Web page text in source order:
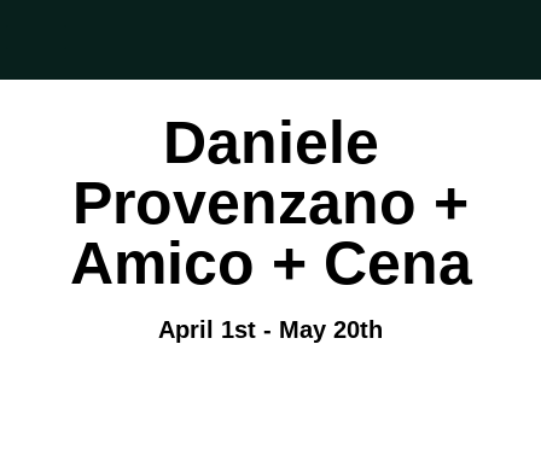
Daniele
Provenzano +
Amico + Cena
April 1st - May 20th